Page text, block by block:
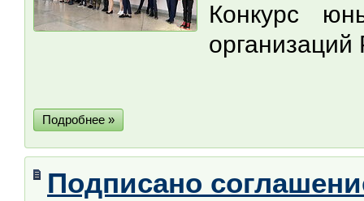
Конкурс
Подробнее »
Подписано